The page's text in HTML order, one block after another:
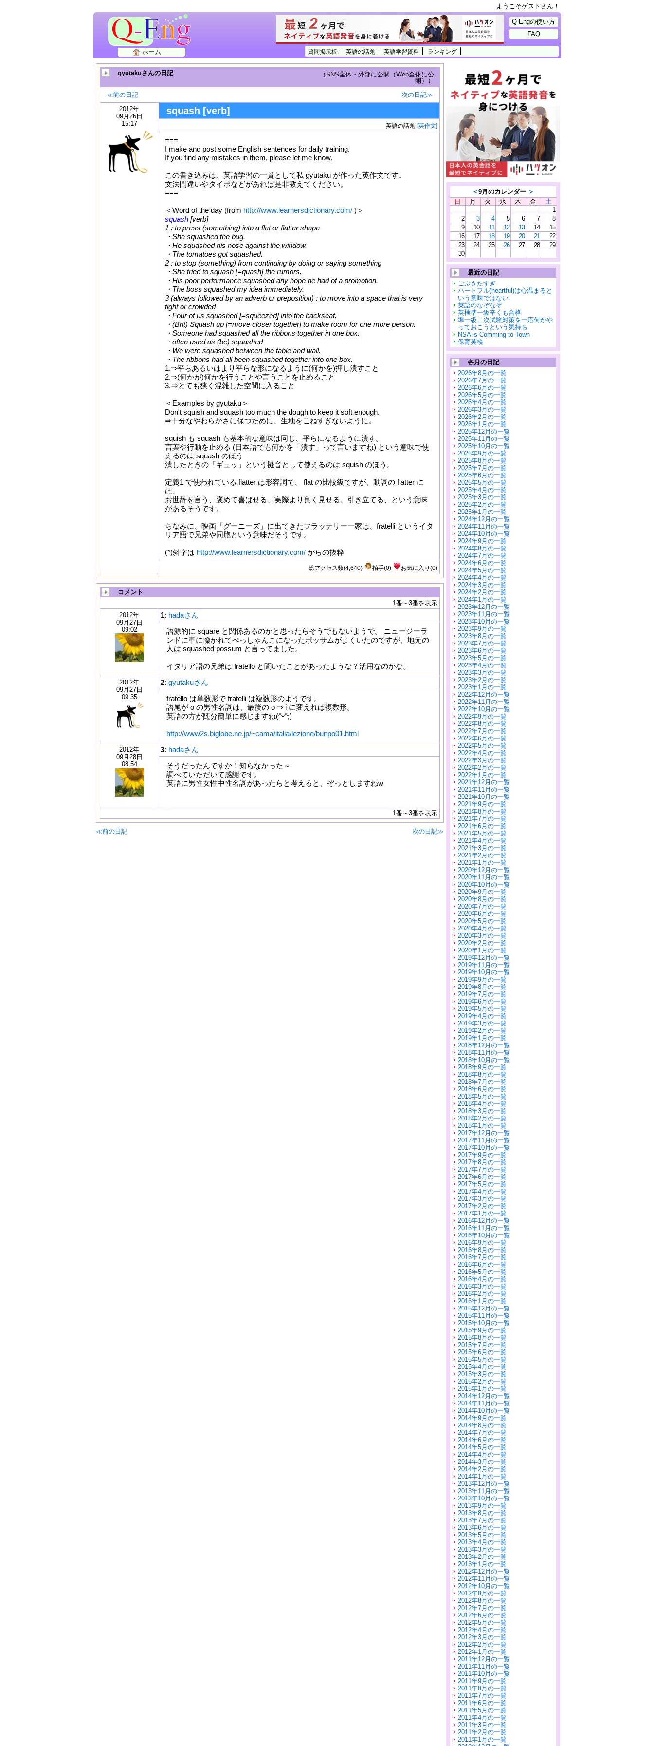
ようこそゲストさん！
質問掲示板 英語の話題 英語学習資料 ランキング
ホーム
Q-Engの使い方
FAQ
gyutakuさんの日記
（SNS全体・外部に公開（Web全体に公
開））
≪前の日記
次の日記≫
2012年
09月26日
15:17
squash [verb]
英語の話題 [英作文]
===
I make and post some English sentences for daily training.
If you find any mistakes in them, please let me know.
この書き込みは、英語学習の一貫として私 gyutaku が作った英作文です。
文法間違いやタイポなどがあれば是非教えてください。
===
＜Word of the day (from http://www.learnersdictionary.com/)＞
squash[verb]
1 : to press (something) into a flat or flatter shape
・She squashed the bug.
・He squashed his nose against the window.
・The tomatoes got squashed.
2 : to stop (something) from continuing by doing or saying something
・She tried to squash [=quash] the rumors.
・His poor performance squashed any hope he had of a promotion.
・The boss squashed my idea immediately.
3 (always followed by an adverb or preposition) : to move into a space that is very
tight or crowded
・Four of us squashed [=squeezed] into the backseat.
・(Brit) Squash up [=move closer together] to make room for one more person.
・Someone had squashed all the ribbons together in one box.
・often used as (be) squashed
・We were squashed between the table and wall.
・The ribbons had all been squashed together into one box.
1.⇒平らあるいはより平らな形になるように(何かを)押し潰すこと
2.⇒(何かが)何かを行うことや言うことを止めること
3.⇒とても狭く混雑した空間に入ること
＜Examples by gyutaku＞
Don't squish and squash too much the dough to keep it soft enough.
⇒十分なやわらかさに保つために、生地をこねすぎないように。
squish も squash も基本的な意味は同じ、平らになるように潰す。
言葉や行動を止める (日本語でも何かを「潰す」って言いますね) という意味で使
えるのは squash のほう
潰したときの「ギュッ」という擬音として使えるのは squish のほう。
定義1 で使われている flatter は形容詞で、 flat の比較級ですが、動詞の flatter に
は、
お世辞を言う、褒めて喜ばせる、実際より良く見せる、引き立てる、という意味
があるそうです。
ちなみに、映画「グーニーズ」に出てきたフラッテリー一家は、fratelli というイタ
リア語で兄弟や同胞という意味だそうです。
(*)斜字は http://www.learnersdictionary.com/からの抜粋
総アクセス数(4,640) 拍手(0) お気に入り (0)
コメント
1番～3番を表示
2012年
09月27日
09:02
1: hadaさん
語源的に square と関係あるのかと思ったらそうでもないようで。 ニュージーラ
ンドに車に轢かれてぺっしゃんこになったポッサムがよくいたのですが、地元の
人は squashed possum と言ってました。
イタリア語の兄弟は fratello と聞いたことがあったような？活用なのかな。
2012年
09月27日
09:35
2: gyutakuさん
fratello は単数形で fratelli は複数形のようです。
語尾が o の男性名詞は、最後の o ⇒ i に変えれば複数形。
英語の方が随分簡単に感じますね(^-^;)
http://www2s.biglobe.ne.jp/~cama/italia/lezione/bunpo01.html
2012年
09月28日
08:54
3: hadaさん
そうだったんですか！知らなかった～
調べていただいて感謝です。
英語に男性女性中性名詞があったらと考えると、ぞっとしますねw
1番～3番を表示
≪前の日記 次の日記≫
＜9月のカレンダー ＞
日
月 火 水 木 金
土
1
2
3 4 5 6 7
8
9
10 11 12 13 14
15
16
17 18 19 20 21
22
23
24 25 26 27 28
29
30
最近の日記
ごぶさたすぎ
ハートフル(heartful)は心温まると
いう意味ではない
英語のなぞなぞ
英検準一級辛くも合格
準一級二次試験対策を一応何かや
っておこうという気持ち
NSA is Comming to Town
保育英検
各月の日記
2026年8月の一覧
2026年7月の一覧
2026年6月の一覧
2026年5月の一覧
2026年4月の一覧
2026年3月の一覧
2026年2月の一覧
2026年1月の一覧
2025年12月の一覧
2025年11月の一覧
2025年10月の一覧
2025年9月の一覧
2025年8月の一覧
2025年7月の一覧
2025年6月の一覧
2025年5月の一覧
2025年4月の一覧
2025年3月の一覧
2025年2月の一覧
2025年1月の一覧
2024年12月の一覧
2024年11月の一覧
2024年10月の一覧
2024年9月の一覧
2024年8月の一覧
2024年7月の一覧
2024年6月の一覧
2024年5月の一覧
2024年4月の一覧
2024年3月の一覧
2024年2月の一覧
2024年1月の一覧
2023年12月の一覧
2023年11月の一覧
2023年10月の一覧
2023年9月の一覧
2023年8月の一覧
2023年7月の一覧
2023年6月の一覧
2023年5月の一覧
2023年4月の一覧
2023年3月の一覧
2023年2月の一覧
2023年1月の一覧
2022年12月の一覧
2022年11月の一覧
2022年10月の一覧
2022年9月の一覧
2022年8月の一覧
2022年7月の一覧
2022年6月の一覧
2022年5月の一覧
2022年4月の一覧
2022年3月の一覧
2022年2月の一覧
2022年1月の一覧
2021年12月の一覧
2021年11月の一覧
2021年10月の一覧
2021年9月の一覧
2021年8月の一覧
2021年7月の一覧
2021年6月の一覧
2021年5月の一覧
2021年4月の一覧
2021年3月の一覧
2021年2月の一覧
2021年1月の一覧
2020年12月の一覧
2020年11月の一覧
2020年10月の一覧
2020年9月の一覧
2020年8月の一覧
2020年7月の一覧
2020年6月の一覧
2020年5月の一覧
2020年4月の一覧
2020年3月の一覧
2020年2月の一覧
2020年1月の一覧
2019年12月の一覧
2019年11月の一覧
2019年10月の一覧
2019年9月の一覧
2019年8月の一覧
2019年7月の一覧
2019年6月の一覧
2019年5月の一覧
2019年4月の一覧
2019年3月の一覧
2019年2月の一覧
2019年1月の一覧
2018年12月の一覧
2018年11月の一覧
2018年10月の一覧
2018年9月の一覧
2018年8月の一覧
2018年7月の一覧
2018年6月の一覧
2018年5月の一覧
2018年4月の一覧
2018年3月の一覧
2018年2月の一覧
2018年1月の一覧
2017年12月の一覧
2017年11月の一覧
2017年10月の一覧
2017年9月の一覧
2017年8月の一覧
2017年7月の一覧
2017年6月の一覧
2017年5月の一覧
2017年4月の一覧
2017年3月の一覧
2017年2月の一覧
2017年1月の一覧
2016年12月の一覧
2016年11月の一覧
2016年10月の一覧
2016年9月の一覧
2016年8月の一覧
2016年7月の一覧
2016年6月の一覧
2016年5月の一覧
2016年4月の一覧
2016年3月の一覧
2016年2月の一覧
2016年1月の一覧
2015年12月の一覧
2015年11月の一覧
2015年10月の一覧
2015年9月の一覧
2015年8月の一覧
2015年7月の一覧
2015年6月の一覧
2015年5月の一覧
2015年4月の一覧
2015年3月の一覧
2015年2月の一覧
2015年1月の一覧
2014年12月の一覧
2014年11月の一覧
2014年10月の一覧
2014年9月の一覧
2014年8月の一覧
2014年7月の一覧
2014年6月の一覧
2014年5月の一覧
2014年4月の一覧
2014年3月の一覧
2014年2月の一覧
2014年1月の一覧
2013年12月の一覧
2013年11月の一覧
2013年10月の一覧
2013年9月の一覧
2013年8月の一覧
2013年7月の一覧
2013年6月の一覧
2013年5月の一覧
2013年4月の一覧
2013年3月の一覧
2013年2月の一覧
2013年1月の一覧
2012年12月の一覧
2012年11月の一覧
2012年10月の一覧
2012年9月の一覧
2012年8月の一覧
2012年7月の一覧
2012年6月の一覧
2012年5月の一覧
2012年4月の一覧
2012年3月の一覧
2012年2月の一覧
2012年1月の一覧
2011年12月の一覧
2011年11月の一覧
2011年10月の一覧
2011年9月の一覧
2011年8月の一覧
2011年7月の一覧
2011年6月の一覧
2011年5月の一覧
2011年4月の一覧
2011年3月の一覧
2011年2月の一覧
2011年1月の一覧